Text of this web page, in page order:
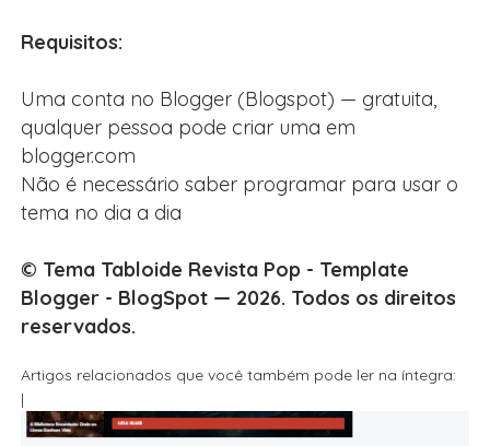
Requisitos:
Uma conta no Blogger (Blogspot) — gratuita,
qualquer pessoa pode criar uma em
blogger.com
Não é necessário saber programar para usar o
tema no dia a dia
© Tema Tabloide Revista Pop - Template
Blogger - BlogSpot — 2026. Todos os direitos
reservados.
Artigos relacionados que você também pode ler na íntegra:
|